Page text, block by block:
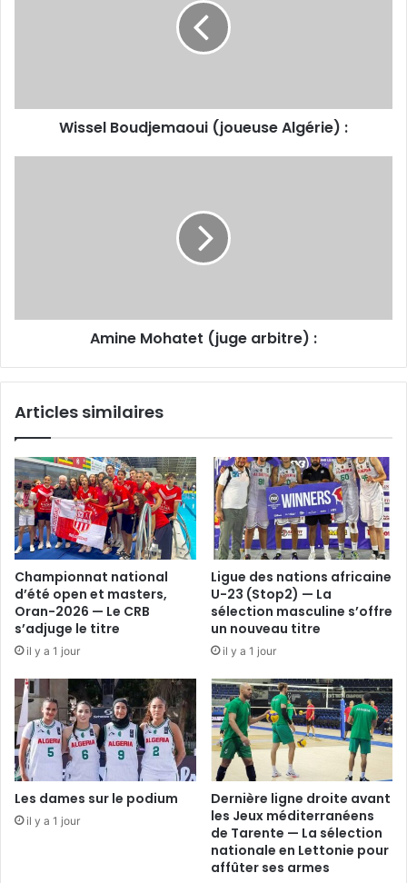
Wissel Boudjemaoui (joueuse Algérie) :
Amine Mohatet (juge arbitre) :
Articles similaires
Championnat national
d’été open et masters,
Oran-2026 — Le CRB
s’adjuge le titre
il y a 1 jour
Ligue des nations africaine
U-23 (Stop2) — La
sélection masculine s’offre
un nouveau titre
il y a 1 jour
Les dames sur le podium
il y a 1 jour
Dernière ligne droite avant
les Jeux méditerranéens
de Tarente — La sélection
nationale en Lettonie pour
affûter ses armes